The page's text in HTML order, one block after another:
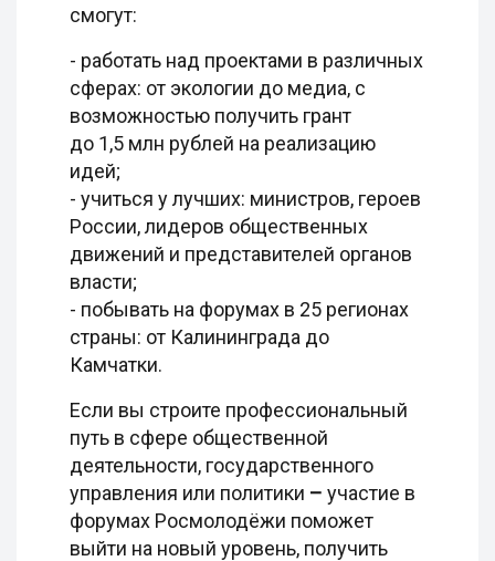
смогут:
- работать над проектами в различных
сферах: от экологии до медиа, с
возможностью получить грант
до 1,5 млн рублей на реализацию
идей;
- учиться у лучших: министров, героев
России, лидеров общественных
движений и представителей органов
власти;
- побывать на форумах в 25 регионах
страны: от Калининграда до
Камчатки.
Если вы строите профессиональный
путь в сфере общественной
деятельности, государственного
управления или политики – участие в
форумах Росмолодёжи поможет
выйти на новый уровень, получить